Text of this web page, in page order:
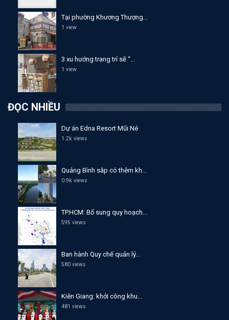
Tại phường Khương Thượng...
1 view
3 xu hướng trang trí sẽ “...
1 view
ĐỌC NHIỀU
Dự án Edna Resort Mũi Né
1.2k views
Quảng Bình sắp có thêm kh...
0.9k views
TP.HCM: Bổ sung quy hoạch...
595 views
Ban hành Quy chế quản lý...
580 views
Kiên Giang: khởi công khu...
481 views